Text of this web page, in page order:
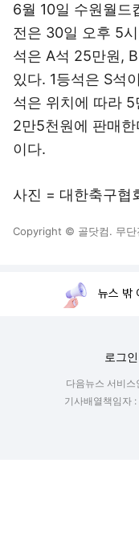
6월 10일 수원월드
전은 30일 오후 5
석은 A석 25만원,
있다. 1등석은 S석
석은 위치에 따라
2만5천원에 판매
이다.
사진 = 대한축구협
Copyright © 골닷컴. 무단
뉴스 밖
로그인
다음뉴스 서비스
기사배열책임자 :